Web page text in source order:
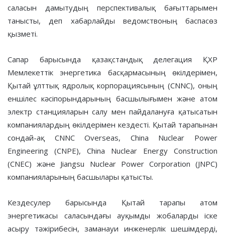
саласын дамытудың перспективалық бағыттарымен
танысты, деп хабарлайды ведомствоның баспасөз
қызметі.
Сапар барысында қазақстандық делегация ҚХР
Мемлекеттік энергетика басқармасының өкілдерімен,
Қытай ұлттық ядролық корпорациясының (CNNC), оның
еншілес кәсіпорындарының басшылығымен және атом
электр станцияларын салу мен пайдалануға қатысатын
компаниялардың өкілдерімен кездесті. Қытай тарапынан
сондай-ақ CNNC Overseas, China Nuclear Power
Engineering (CNPE), China Nuclear Energy Construction
(CNEC) және Jiangsu Nuclear Power Corporation (JNPC)
компанияларының басшылары қатысты.
Кездесулер барысында Қытай тарапы атом
энергетикасы саласындағы ауқымды жобаларды іске
асыру тәжірибесін, заманауи инженерлік шешімдерді,